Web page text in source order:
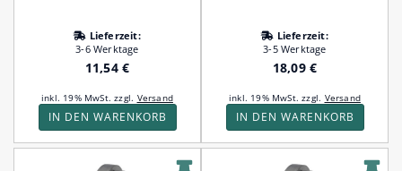
Lieferzeit:
3-6 Werktage
11,54 €
inkl. 19% MwSt. zzgl. Versand
IN DEN WARENKORB
Lieferzeit:
3-5 Werktage
18,09 €
inkl. 19% MwSt. zzgl. Versand
IN DEN WARENKORB